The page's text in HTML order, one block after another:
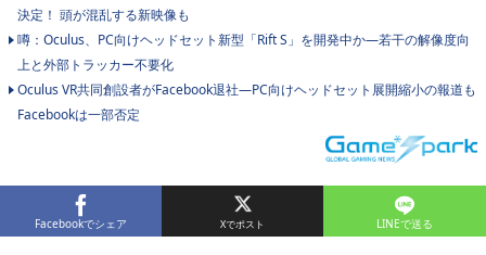
決定！ 頭が混乱する新映像も
噂：Oculus、PC向けヘッドセット新型「Rift S」を開発中か―若干の解像度向
上と外部トラッカー不要化
Oculus VR共同創設者がFacebook退社―PC向けヘッドセット展開縮小の報道も
Facebookは一部否定
Facebookでシェア LINEで送る